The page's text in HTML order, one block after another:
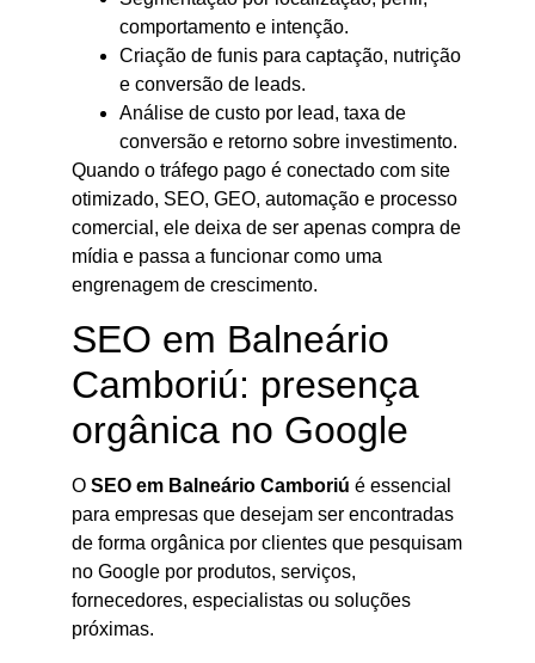
comportamento e intenção.
Criação de funis para captação, nutrição
e conversão de leads.
Análise de custo por lead, taxa de
conversão e retorno sobre investimento.
Quando o tráfego pago é conectado com site
otimizado, SEO, GEO, automação e processo
comercial, ele deixa de ser apenas compra de
mídia e passa a funcionar como uma
engrenagem de crescimento.
SEO em Balneário
Camboriú: presença
orgânica no Google
O SEO em Balneário Camboriú é essencial
para empresas que desejam ser encontradas
de forma orgânica por clientes que pesquisam
no Google por produtos, serviços,
fornecedores, especialistas ou soluções
próximas.